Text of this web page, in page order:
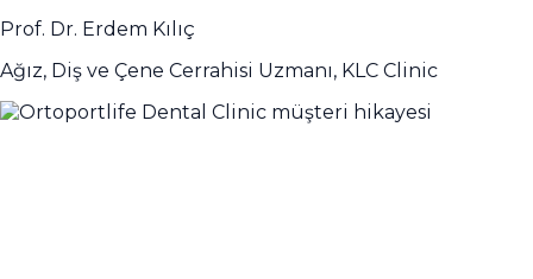
Prof. Dr. Erdem Kılıç
Ağız, Diş ve Çene Cerrahisi Uzmanı, KLC Clinic